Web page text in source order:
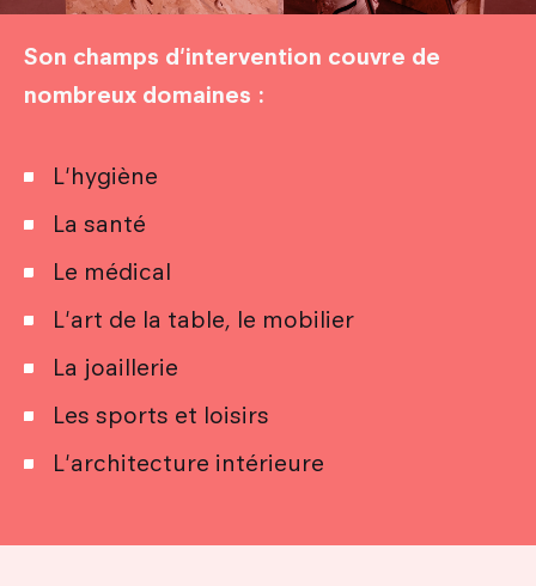
Son champs d'intervention couvre de
nombreux domaines :
L'hygiène
La santé
Le médical
L'art de la table, le mobilier
La joaillerie
Les sports et loisirs
L'architecture intérieure